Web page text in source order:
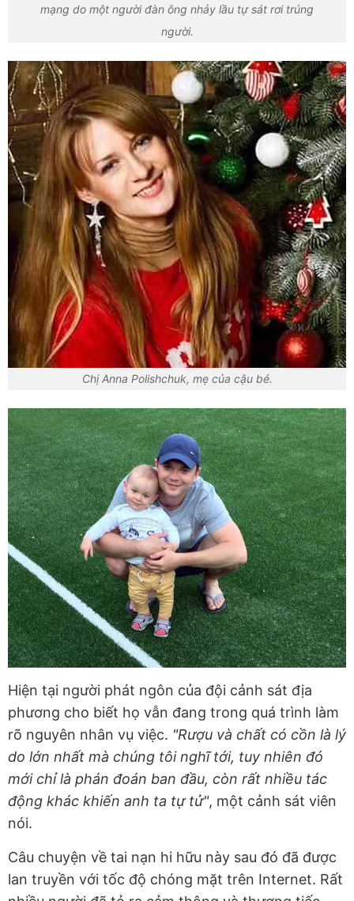
mạng do một người đàn ông nhảy lầu tự sát rơi trúng
người.
Chị Anna Polishchuk, mẹ của cậu bé.
Hiện tại người phát ngôn của đội cảnh sát địa
phương cho biết họ vẫn đang trong quá trình làm
rõ nguyên nhân vụ việc. "Rượu và chất có cồn là lý
do lớn nhất mà chúng tôi nghĩ tới, tuy nhiên đó
mới chỉ là phán đoán ban đầu, còn rất nhiều tác
động khác khiến anh ta tự tử", một cảnh sát viên
nói.
Câu chuyện về tai nạn hi hữu này sau đó đã được
lan truyền với tốc độ chóng mặt trên Internet. Rất